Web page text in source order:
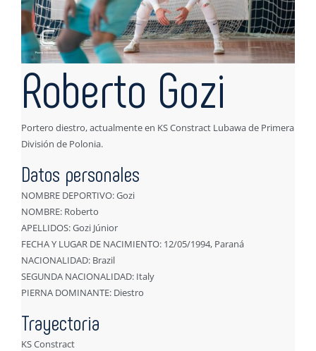
Roberto Gozi
Portero diestro, actualmente en KS Constract Lubawa de Primera
División de Polonia.
Datos personales
NOMBRE DEPORTIVO: Gozi
NOMBRE: Roberto
APELLIDOS: Gozi Júnior
FECHA Y LUGAR DE NACIMIENTO: 12/05/1994, Paraná
NACIONALIDAD: Brazil
SEGUNDA NACIONALIDAD: Italy
PIERNA DOMINANTE: Diestro
Trayectoria
KS Constract